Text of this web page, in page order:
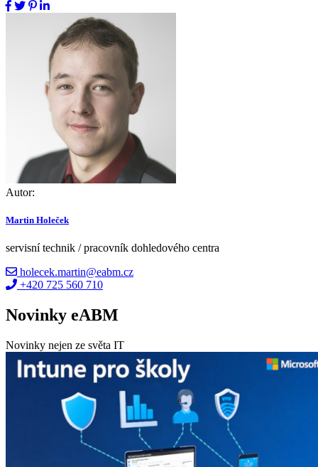
Autor:
Martin Holeček
servisní technik / pracovník dohledového centra
holecek.martin@eabm.cz
+420 725 560 710
Novinky eABM
Novinky nejen ze světa IT